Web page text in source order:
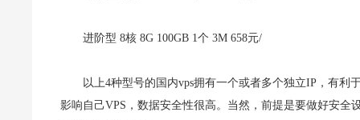
进阶型 8核 8G 100GB 1个 3M 658元/
以上4种型号的国内vps拥有一个或者多个独立IP，有
影响自己VPS，数据安全性很高。当然，前提是要做好安